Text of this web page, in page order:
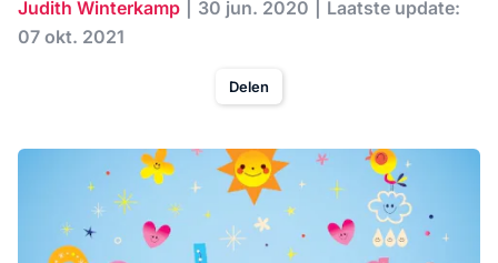
Judith Winterkamp 30 jun. 2020
Laatste update:
07 okt. 2021
Delen